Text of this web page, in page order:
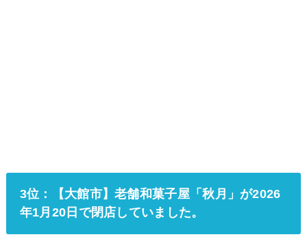
3位：【大館市】老舗和菓子屋「秋月」が2026
年1月20日で閉店していました。